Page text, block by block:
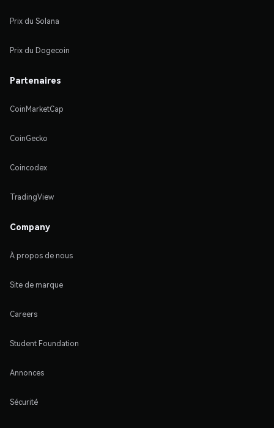
Prix du Solana
Prix du Dogecoin
Partenaires
CoinMarketCap
CoinGecko
Coincodex
TradingView
Company
À propos de nous
Site de marque
Careers
Student Foundation
Annonces
Sécurité